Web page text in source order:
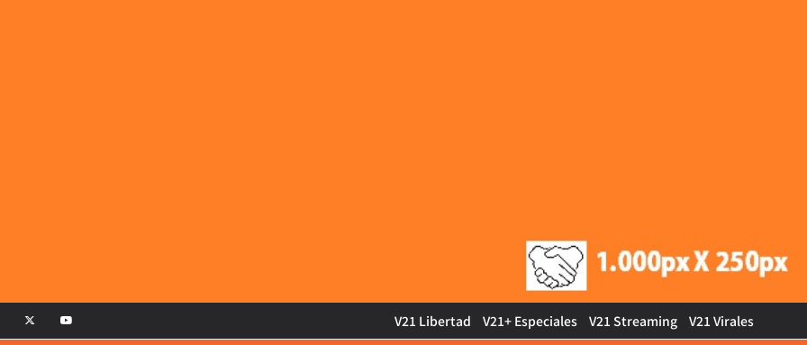
V21 Libertad V21+ Especiales V21 Streaming V21 Virales